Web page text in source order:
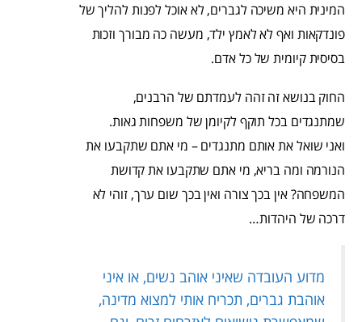
המינית היא משיכה לגברים, לא אוכל לפנות להליך של
פונדקאות ואף לא לאמץ ילד, מעשה כה מבורך וזכות
בסיסית קיומית של כל אדם.
החוק בנושא זה זהה לעמדתם של הרבנים,
שמתנגדים בכל תוקף לקיומן של משפחות גאות.
ואני שואל את אותם מתנגדים – מי אתם שתקבעו את
הנורמה ומה בריא, מי אתם שתקבעו את קדושת
המשפחה? אין בכך צורה ואין בכך שום ערך, זוהי לא
דרכה של היהדות…
מדוע העובדה שאיני אוהב נשים, או איני
אוהבת גברים, תכריח אותי למצוא מדינה,